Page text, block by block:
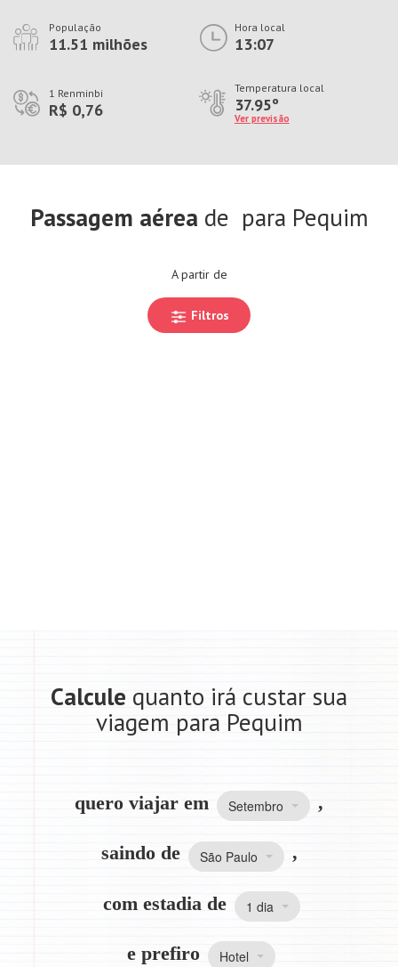
População
11.51 milhões
Hora local
13:07
1 Renminbi
R$ 0,76
Temperatura local
37.95º
Ver previsão
Passagem aérea de para Pequim
A partir de
Filtros
Calcule quanto irá custar sua
viagem para Pequim
quero viajar em Setembro ,
saindo de São Paulo ,
com estadia de 1 dia
e prefiro Hotel